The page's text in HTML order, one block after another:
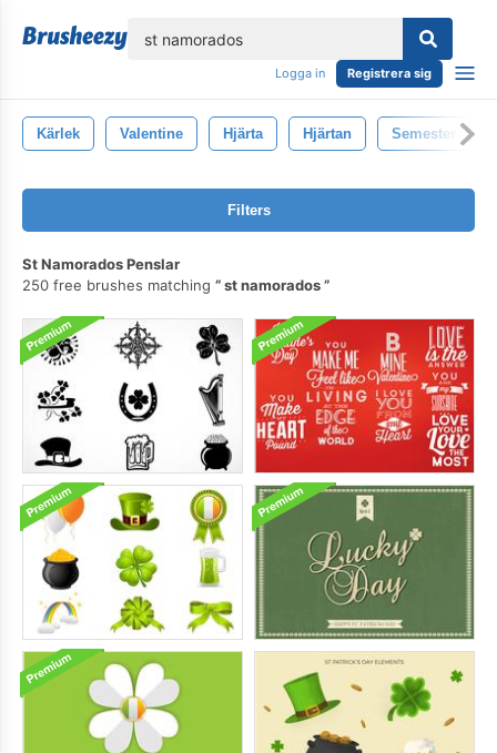
Logga in Registrera sig
Kärlek Valentine Hjärta Hjärtan Semester
Filters
St Namorados Penslar
250 free brushes matching
st namorados